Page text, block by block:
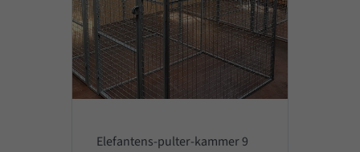
Elefantens-pulter-kammer 9